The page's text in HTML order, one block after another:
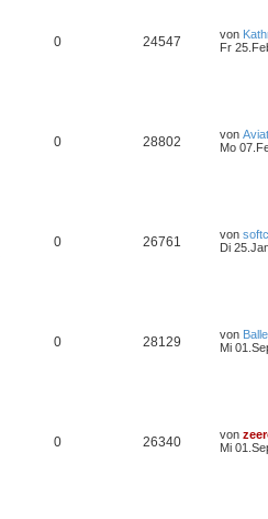
0 24547 von
Fr
0 28802 von
Mo
0 26761 von
Di
0 28129 von
Mi
0 26340 von
Mi